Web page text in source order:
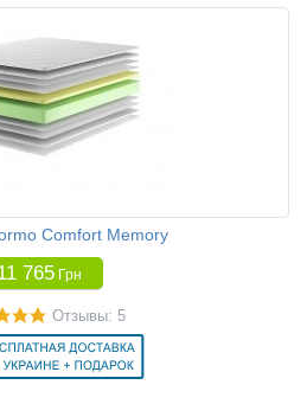
Comfort Memory
765 Грн
Отзывы: 5